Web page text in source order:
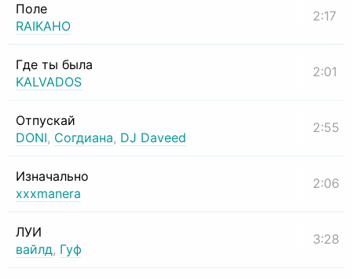
Поле
RAIKAHO
2:17
Где ты была
KALVADOS
2:01
Отпускай
DONI, Согдиана, DJ Daveed
2:55
Изначально
xxxmanera
2:06
ЛУИ
вайлд, Гуф
3:28